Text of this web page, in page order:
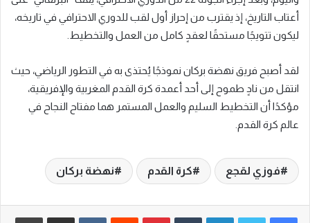
أعتاب التاريخ، إذ يقترب من إحراز أول لقب للدوري الاحترافي في تاريخه،
ليكون تتويجًا مستحقًا لعقدٍ كامل من العمل والتخطيط.
لقد أصبح فريق نهضة بركان نموذجًا يُحتذى به في التطور الرياضي، حيث
انتقل من نادٍ طموح إلى أحد أعمدة كرة القدم المغربية والإفريقية،
مؤكدًا أن التخطيط السليم والعمل المستمر هما مفتاح النجاح في
عالم كرة القدم.
فوزي لقجع كرة القدم نهضة بركان
لينكدإن بينتيريست ‏VKontakte